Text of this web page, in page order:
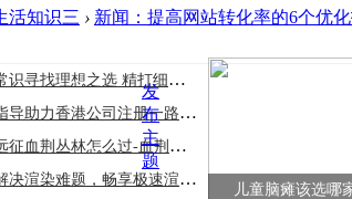
活知识三 › 新闻：提高网站转化率的6个优化
寻找理想之选 精打细算下选择网站
助力香港公司注册一路畅通2026/8/7
血荆丛林怎么过-血荆丛林地图通关
渲染难题，畅享极速渲染体验2026/8
儿童脑瘫该选哪
发
布
主
题